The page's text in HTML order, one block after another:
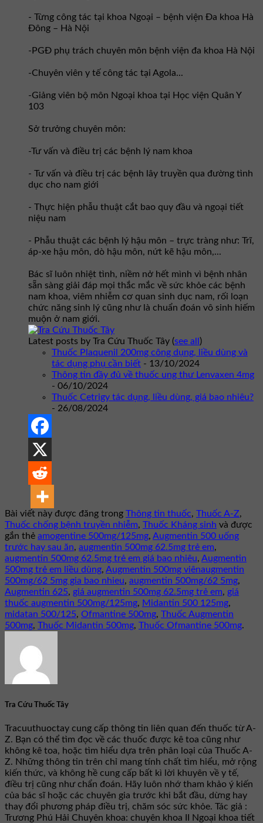
- Từng công tác tại khoa Ngoại – bệnh viện Đa khoa Hà
Đông – Hà Nội
-PGĐ phụ trách chuyên môn bệnh viện đa khoa Hà Nội
-Chuyên viên y tế công tác tại Agola...
-Giảng viên bộ môn Ngoại khoa tại Học viện Quân Y
103
Sở trưởng chuyên môn:
-Tư vấn và điều trị các bệnh lý nam khoa
- Tư vấn và điều trị các bệnh lây truyền qua đường tình
dục cho nam giới
- Thực hiện phẫu thuật cắt bao quy đầu và ngoại tiết
niệu nam
- Phẫu thuật các bệnh lý hậu môn – trực tràng như: Trĩ,
áp-xe hậu môn, dò hậu môn, nứt kẽ hậu môn,...
Bác sĩ luôn nhiệt tình, niềm nở hết mình vì bệnh nhân
sẵn sàng giải đáp mọi thắc mắc về sức khỏe các bệnh
nam khoa, viêm nhiễm cơ quan sinh dục nam, rối loạn
chức năng sinh lý cũng như là chuẩn đoán vô sinh hiếm
muộn ở nam giới.
Latest posts by Tra Cứu Thuốc Tây (see all)
Thuốc Plaquenil 200mg công dụng, liều dùng và
tác dụng phụ cần biết - 13/10/2024
Thông tin đầy đủ về thuốc ung thư Lenvaxen 4mg
- 06/10/2024
Thuốc Cetrigy tác dụng, liều dùng, giá bao nhiêu?
- 26/08/2024
Bài viết này được đăng trong Thông tin thuốc, Thuốc A-Z,
Thuốc chống bệnh truyền nhiễm, Thuốc Kháng sinh và được
gắn thẻ amogentine 500mg/125mg, Augmentin 500 uống
trước hay sau ăn, augmentin 500mg 62.5mg trẻ em,
augmentin 500mg 62.5mg trẻ em giá bao nhiêu, Augmentin
500mg trẻ em liều dùng, Augmentin 500mg viênaugmentin
500mg/62 5mg gia bao nhieu, augmentin 500mg/62 5mg,
Augmentin 625, giá augmentin 500mg 62.5mg trẻ em, giá
thuốc augmentin 500mg/125mg, Midantin 500 125mg,
midatan 500/125, Ofmantine 500mg, Thuốc Augmentin
500mg, Thuốc Midantin 500mg, Thuốc Ofmantine 500mg.
Tra Cứu Thuốc Tây
Tracuuthuoctay cung cấp thông tin liên quan đến thuốc từ A-
Z. Bạn có thể tìm đọc về các thuốc được kê toa cũng như
không kê toa, hoặc tìm hiểu dựa trên phân loại của Thuốc A-
Z. Những thông tin trên chỉ mang tính chất tìm hiểu, mở rộng
kiến thức, và không hề cung cấp bất kì lời khuyên về y tế,
điều trị cũng như chẩn đoán. Hãy luôn nhớ tham khảo ý kiến
của bác sĩ hoặc các chuyên gia trước khi bắt đầu, dừng hay
thay đổi phương pháp điều trị, chăm sóc sức khỏe. Tác giả :
Trương Phú Hải Chuyên khoa: chuyên khoa II Ngoại khoa tiết